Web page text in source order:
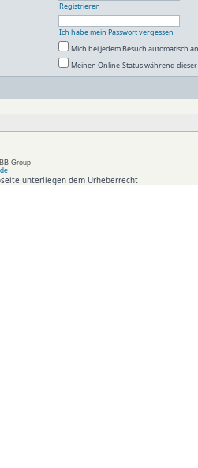
Registrieren
Ich habe mein Passwort vergessen
Mich bei jedem Besuch automatisch
Meinen Online-Status während
Group
unterliegen dem Urheberrecht